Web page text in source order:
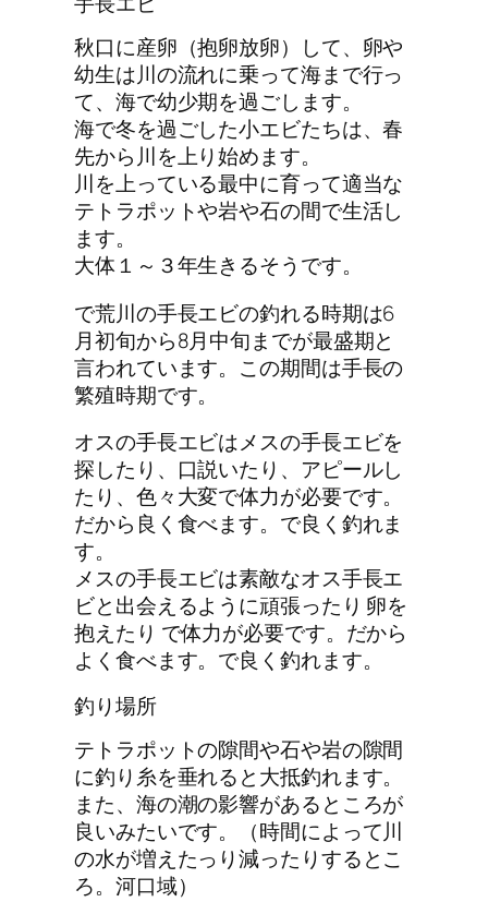
秋口に産卵（抱卵放卵）して、卵や
幼生は川の流れに乗って海まで行っ
て、海で幼少期を過ごします。
海で冬を過ごした小エビたちは、春
先から川を上り始めます。
川を上っている最中に育って適当な
テトラポットや岩や石の間で生活し
ます。
大体１～３年生きるそうです。
で荒川の手長エビの釣れる時期は6
月初旬から8月中旬までが最盛期と
言われています。この期間は手長の
繁殖時期です。
オスの手長エビはメスの手長エビを
探したり、口説いたり、アピールし
たり、色々大変で体力が必要です。
だから良く食べます。で良く釣れま
す。
メスの手長エビは素敵なオス手長エ
ビと出会えるように頑張ったり 卵を
抱えたり で体力が必要です。だから
よく食べます。で良く釣れます。
釣り場所
テトラポットの隙間や石や岩の隙間
に釣り糸を垂れると大抵釣れます。
また、海の潮の影響があるところが
良いみたいです。（時間によって川
の水が増えたっり減ったりするとこ
ろ。河口域）